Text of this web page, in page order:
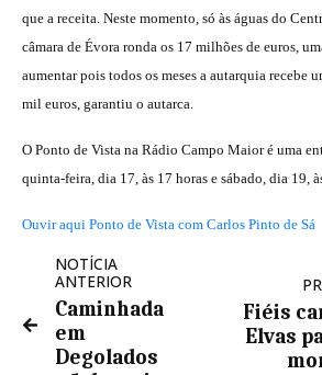
que a receita. Neste momento, só às águas do
câmara de Évora ronda os 17 milhões de euros,
aumentar pois todos os meses a autarquia recebe
mil euros, garantiu o autarca.
O Ponto de Vista na Rádio Campo Maior é uma
quinta-feira, dia 17, às 17 horas e sábado, dia 19,
Ouvir aqui Ponto de Vista com Carlos Pinto de Sá
NOTÍCIA
ANTERIOR
Caminhada
em
Degolados
Fiéis
Elvas